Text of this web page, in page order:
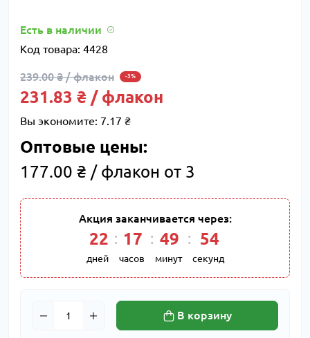
Есть в наличии
Код товара: 4428
239.00 ₴ / флакон -3%
231.83 ₴ / флакон
Вы экономите: 7.17 ₴
Оптовые цены:
177.00 ₴ / флакон от 3
Акция заканчивается через:
22
дней
17
часов
49
минут
54
секунд
В корзину